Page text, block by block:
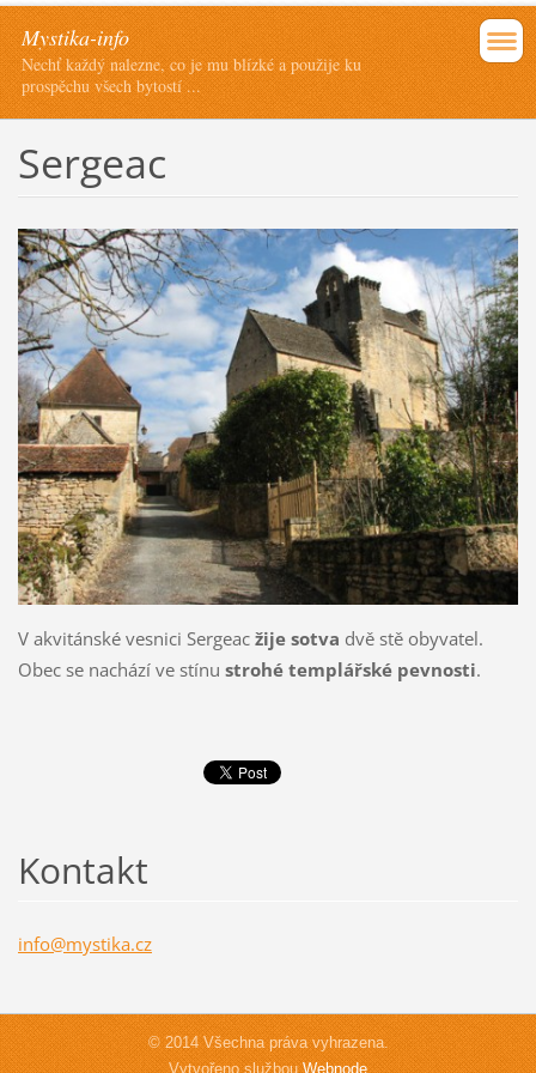
Mystika-info
Nechť každý nalezne, co je mu blízké a použije ku
prospěchu všech bytostí ...
Sergeac
V akvitánské vesnici Sergeac žije sotva dvě stě obyvatel.
Obec se nachází ve stínu strohé templářské pevnosti.
Kontakt
info@mystika.cz
© 2014 Všechna práva vyhrazena.
Vytvořeno službouWebnode